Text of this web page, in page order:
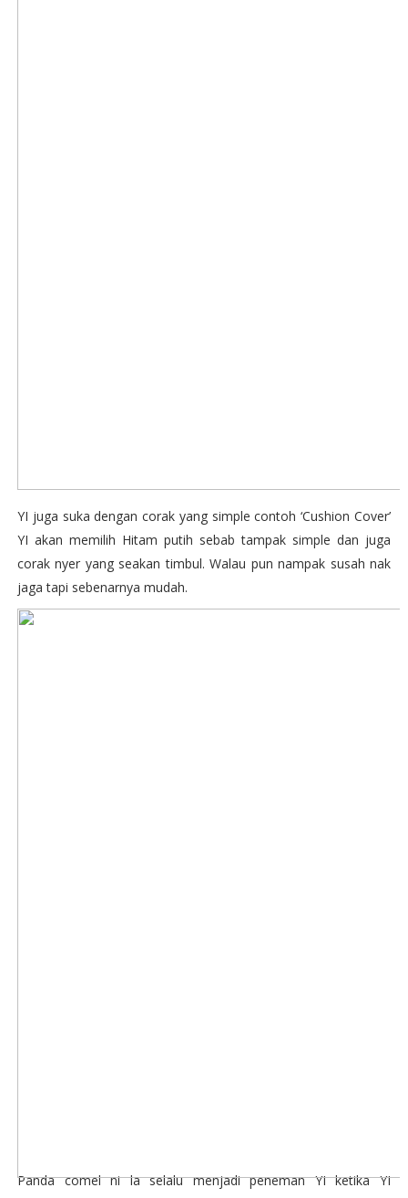
YI juga suka dengan corak yang simple contoh ‘Cushion Cover’
YI akan memilih Hitam putih sebab tampak simple dan juga
corak nyer yang seakan timbul. Walau pun nampak susah nak
jaga tapi sebenarnya mudah.
Panda comel ni la selalu menjadi peneman YI ketika YI